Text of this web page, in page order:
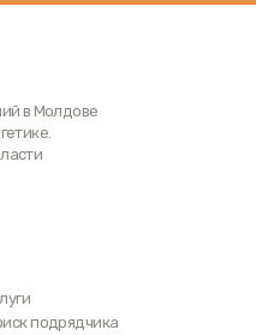
в Молдове
подрядчика